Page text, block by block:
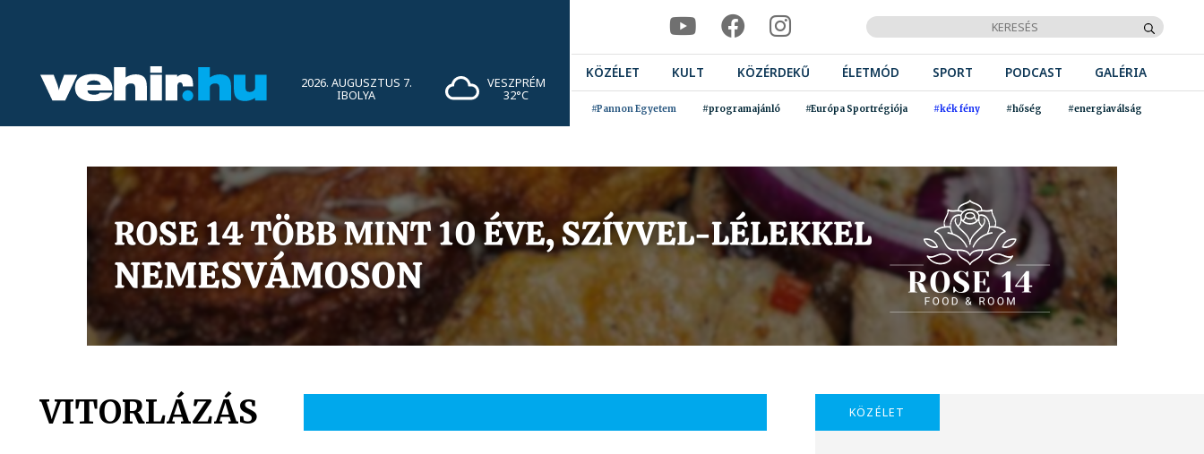
2026. AUGUSZTUS 7.
IBOLYA
VESZPRÉM
32°C
KÖZÉLET KULT KÖZÉRDEKŰ ÉLETMÓD SPORT PODCAST GALÉRIA
#Pannon Egyetem #programajánló #Európa Sportrégiója #kék fény #hőség #energiaválság
VITORLÁZÁS KÖZÉLET